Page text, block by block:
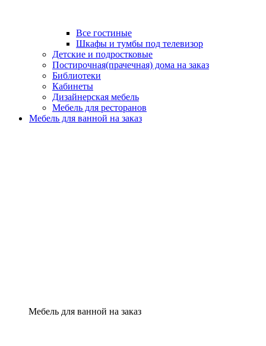
Все гостиные
Шкафы и тумбы под телевизор
Детские и подростковые
Постирочная(прачечная) дома на заказ
Библиотеки
Кабинеты
Дизайнерская мебель
Мебель для ресторанов
Мебель для ванной на заказ
Мебель для ванной на заказ